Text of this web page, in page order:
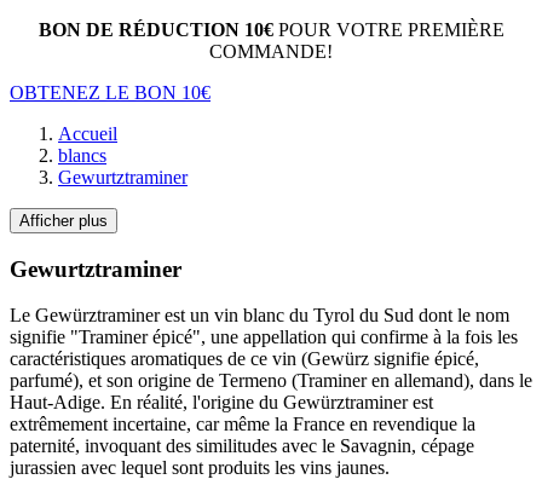
BON DE RÉDUCTION 10€POUR VOTRE PREMIÈRE
COMMANDE!
OBTENEZ LE BON 10€
Accueil
blancs
Gewurtztraminer
Typologie
Gewurztraminer
Prix
Afficher plus
Gewurtztraminer
Le Gewürztraminer est un vin blanc du Tyrol du Sud dont le nom
signifie "Traminer épicé", une appellation qui confirme à la fois les
caractéristiques aromatiques de ce vin (Gewürz signifie épicé,
parfumé), et son origine de Termeno (Traminer en allemand), dans le
Haut-Adige. En réalité, l'origine du Gewürztraminer est
extrêmement incertaine, car même la France en revendique la
paternité, invoquant des similitudes avec le Savagnin, cépage
jurassien avec lequel sont produits les vins jaunes.